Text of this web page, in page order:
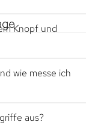
Knopf und
wie messe ich
aus?